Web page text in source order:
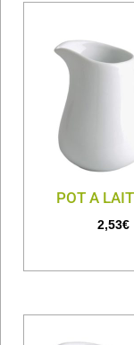
POT A
2,53€